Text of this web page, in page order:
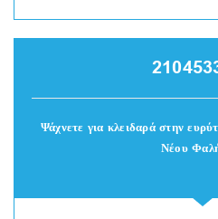
Ψάχνετε για κλειδαρά στην
Νέου